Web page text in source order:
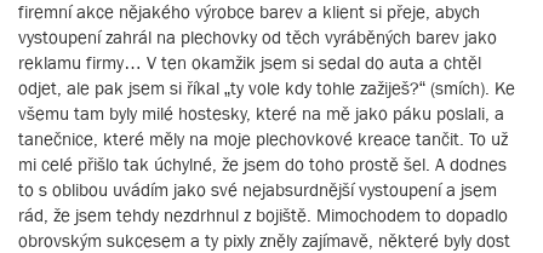
firemní akce nějakého výrobce barev a klient si přeje, abych
vystoupení zahrál na plechovky od těch vyráběných barev jako
reklamu firmy… V ten okamžik jsem si sedal do auta a chtěl
odjet, ale pak jsem si říkal „ty vole kdy tohle zažiješ?“ (smích). Ke
všemu tam byly milé hostesky, které na mě jako páku poslali, a
tanečnice, které měly na moje plechovkové kreace tančit. To už
mi celé přišlo tak úchylné, že jsem do toho prostě šel. A dodnes
to s oblibou uvádím jako své nejabsurdnější vystoupení a jsem
rád, že jsem tehdy nezdrhnul z bojiště. Mimochodem to dopadlo
obrovským sukcesem a ty pixly zněly zajímavě, některé byly dost